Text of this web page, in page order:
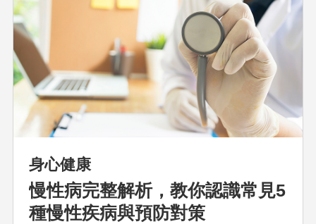
身心健康
慢性病完整解析，教你認識常見5
種慢性疾病與預防對策